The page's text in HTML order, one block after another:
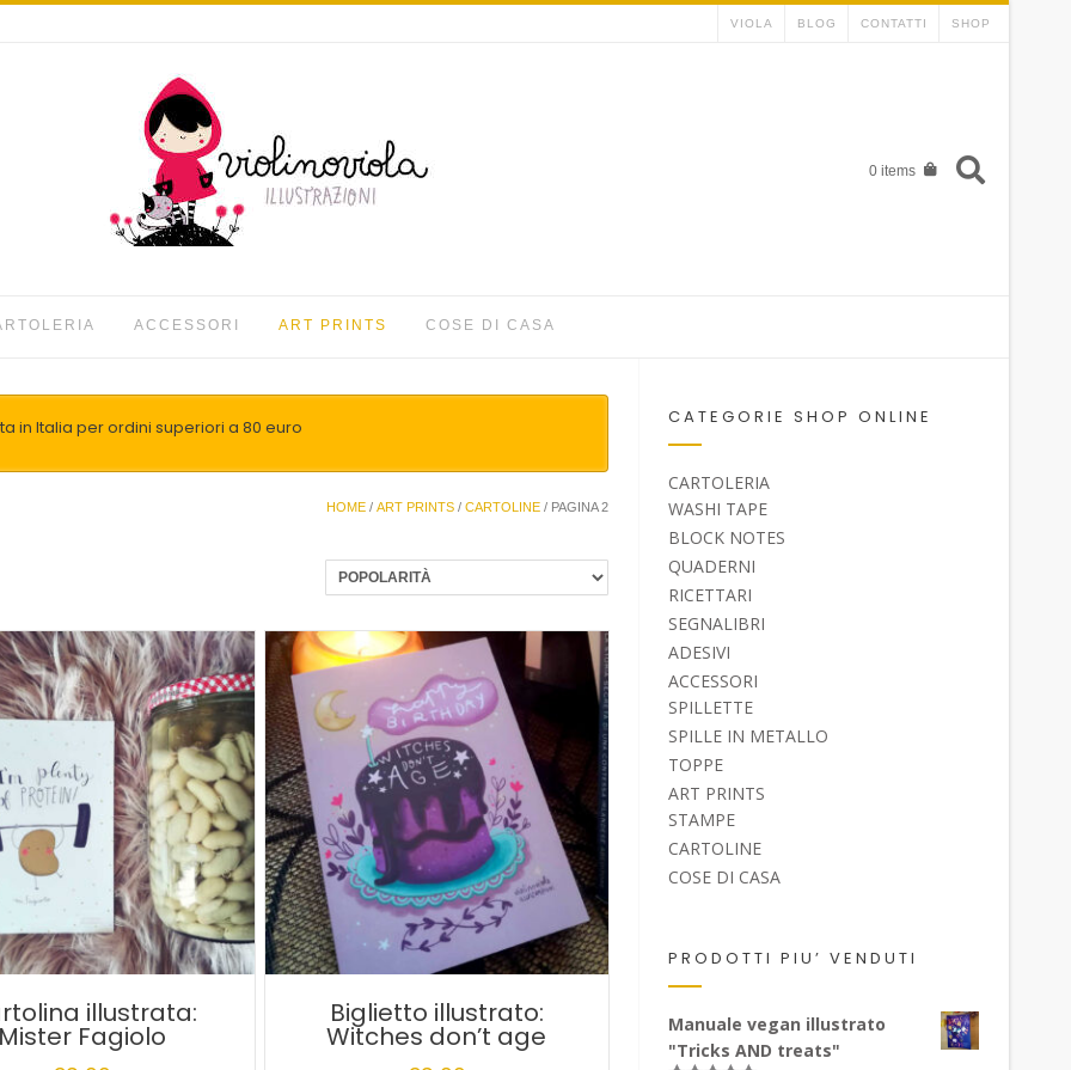
VIOLA BLOG CONTATTI SHOP
0 items
ACCESSORI ART PRINTS COSE DI CASA
in Italia per ordini superiori a 80 euro
HOME / ART PRINTS / CARTOLINE / PAGINA 2
illustrata:
Mister Fagiolo
Biglietto illustrato:
Witches don’t age
CATEGORIE SHOP ONLINE
CARTOLERIA
WASHI TAPE
BLOCK NOTES
QUADERNI
RICETTARI
SEGNALIBRI
ADESIVI
ACCESSORI
SPILLETTE
SPILLE IN METALLO
TOPPE
ART PRINTS
STAMPE
CARTOLINE
COSE DI CASA
PRODOTTI PIU’ VENDUTI
Manuale vegan illustrato
"Tricks AND treats"